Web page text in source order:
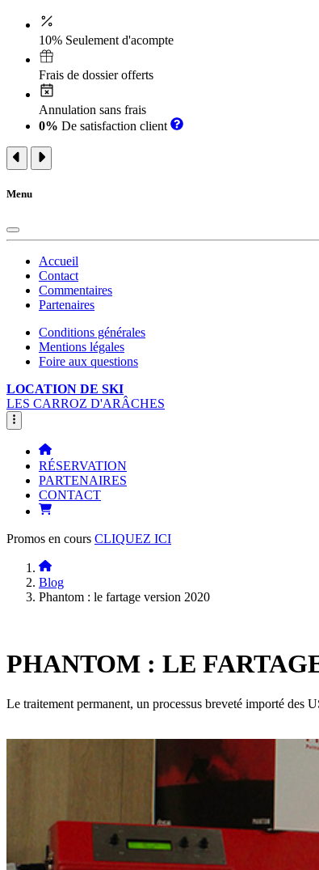
10% Seulement d'acompte
Frais de dossier offerts
Annulation sans frais
0% De satisfaction client
Menu
Accueil
Contact
Commentaires
Partenaires
Conditions générales
Mentions légales
Foire aux questions
LOCATION DE SKI
LES CARROZ D'ARÂCHES
RÉSERVATION
PARTENAIRES
CONTACT
Promos en cours CLIQUEZ ICI
Blog
Phantom : le fartage version 2020
PHANTOM : LE
Le traitement permanent, un processus breveté importé des